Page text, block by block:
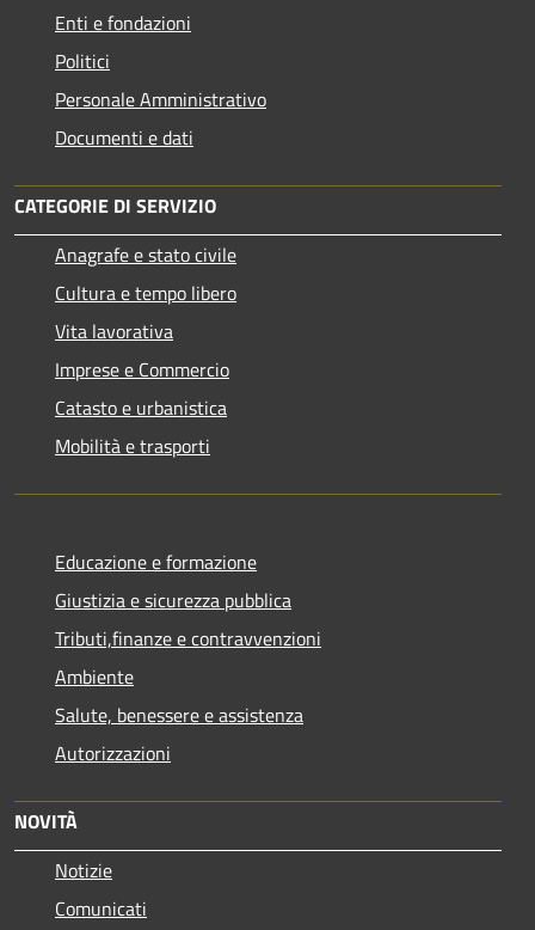
Enti e fondazioni
Politici
Personale Amministrativo
Documenti e dati
CATEGORIE DI SERVIZIO
Anagrafe e stato civile
Cultura e tempo libero
Vita lavorativa
Imprese e Commercio
Catasto e urbanistica
Mobilità e trasporti
Educazione e formazione
Giustizia e sicurezza pubblica
Tributi,finanze e contravvenzioni
Ambiente
Salute, benessere e assistenza
Autorizzazioni
NOVITÀ
Notizie
Comunicati